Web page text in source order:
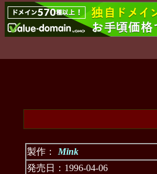
製作：
Mink
発売日：1996-04-06